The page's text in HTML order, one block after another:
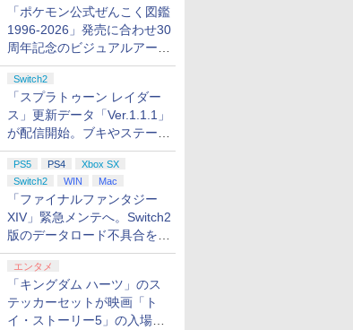
「ポケモン公式ぜんこく図鑑
1996-2026」発売に合わせ30
周年記念のビジュアルアート
ブック3冊同時発売が決定
Switch2
「スプラトゥーン レイダー
ス」更新データ「Ver.1.1.1」
が配信開始。ブキやステージ
に関する不具合を修正
PS5 PS4
Xbox SX
Switch2
WIN Mac
「ファイナルファンタジー
XIV」緊急メンテへ。Switch2
版のデータロード不具合を最
適化
エンタメ
「キングダム ハーツ」のス
テッカーセットが映画「ト
イ・ストーリー5」の入場特